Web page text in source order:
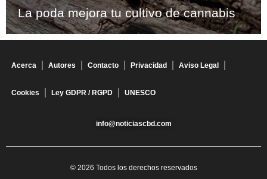
La poda mejora tu cultivo de cannabis
Acerca Autores Contacto Privacidad Aviso Legal
Cookies Ley GDPR / RGPD UNESCO
info@noticiascbd.com
© 2026 Todos los derechos reservados